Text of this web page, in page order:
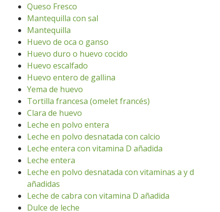
Queso Fresco
Mantequilla con sal
Mantequilla
Huevo de oca o ganso
Huevo duro o huevo cocido
Huevo escalfado
Huevo entero de gallina
Yema de huevo
Tortilla francesa (omelet francés)
Clara de huevo
Leche en polvo entera
Leche en polvo desnatada con calcio
Leche entera con vitamina D añadida
Leche entera
Leche en polvo desnatada con vitaminas a y d
añadidas
Leche de cabra con vitamina D añadida
Dulce de leche